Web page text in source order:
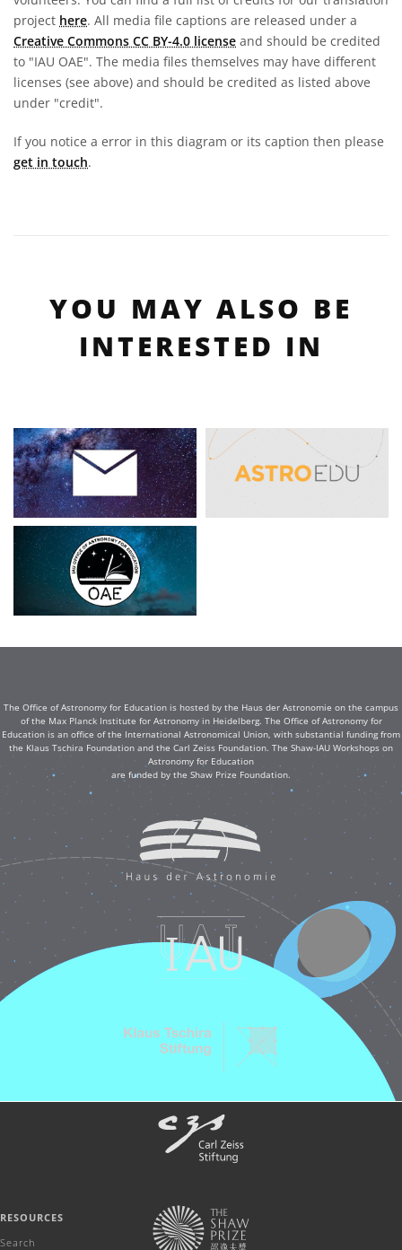
project here. All media file captions are released under a
Creative Commons CC BY-4.0 license and should be credited
to "IAU OAE". The media files themselves may have different
licenses (see above) and should be credited as listed above
under "credit".
If you notice a error in this diagram or its caption then please
get in touch.
YOU MAY ALSO BE
INTERESTED IN
The Office of Astronomy for Education is hosted by the Haus der Astronomie on the campus
of the Max Planck Institute for Astronomy in Heidelberg. The Office of Astronomy for
Education is an office of the International Astronomical Union, with substantial funding from
the Klaus Tschira Foundation and the Carl Zeiss Foundation. The Shaw-IAU Workshops on
Astronomy for Education
are funded by the Shaw Prize Foundation.
RESOURCES
Search